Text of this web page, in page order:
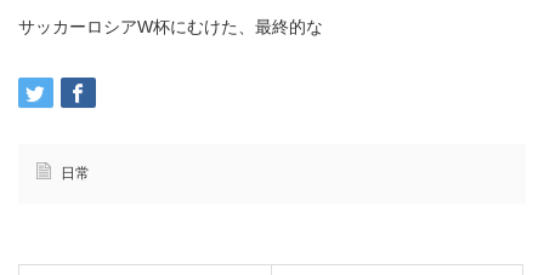
サッカーロシアW杯にむけた、最終的な
日常